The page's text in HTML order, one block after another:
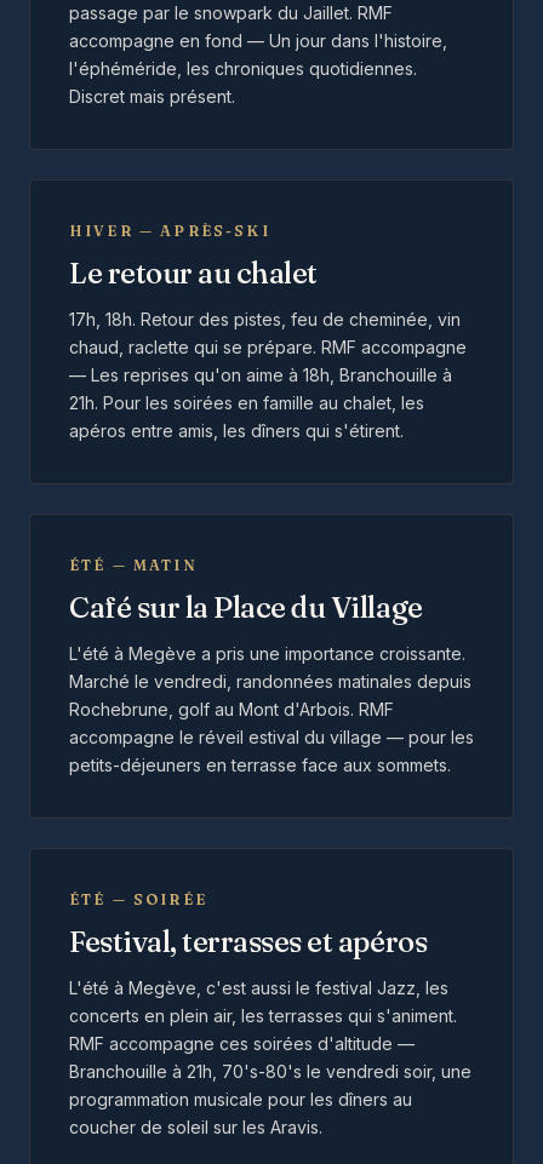
passage par le snowpark du Jaillet. RMF
accompagne en fond — Un jour dans l'histoire,
l'éphéméride, les chroniques quotidiennes.
Discret mais présent.
HIVER — APRÈS-SKI
Le retour au chalet
17h, 18h. Retour des pistes, feu de cheminée, vin
chaud, raclette qui se prépare. RMF accompagne
— Les reprises qu'on aime à 18h, Branchouille à
21h. Pour les soirées en famille au chalet, les
apéros entre amis, les dîners qui s'étirent.
ÉTÉ — MATIN
Café sur la Place du Village
L'été à Megève a pris une importance croissante.
Marché le vendredi, randonnées matinales depuis
Rochebrune, golf au Mont d'Arbois. RMF
accompagne le réveil estival du village — pour les
petits-déjeuners en terrasse face aux sommets.
ÉTÉ — SOIRÉE
Festival, terrasses et apéros
L'été à Megève, c'est aussi le festival Jazz, les
concerts en plein air, les terrasses qui s'animent.
RMF accompagne ces soirées d'altitude —
Branchouille à 21h, 70's-80's le vendredi soir, une
programmation musicale pour les dîners au
coucher de soleil sur les Aravis.